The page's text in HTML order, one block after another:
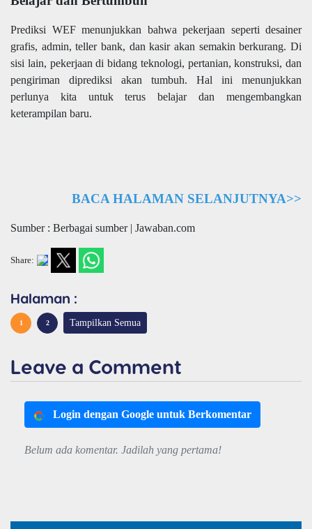
Prediksi WEF menunjukkan bahwa pekerjaan seperti desainer
grafis, admin, teller bank, dan kasir akan semakin berkurang. Di
sisi lain, pekerjaan di bidang teknologi, pertanian, konstruksi, dan
pengiriman diprediksi akan tumbuh. Hal ini menunjukkan
perlunya kita untuk terus belajar dan mengembangkan
keterampilan baru.
BACA HALAMAN SELANJUTNYA>>
Sumber : Berbagai sumber | Jawaban.com
Share:
Halaman :
1 2 Tampilkan Semua
Leave a Comment
Login dengan Google untuk Berkomentar
Belum ada komentar. Jadilah yang pertama!